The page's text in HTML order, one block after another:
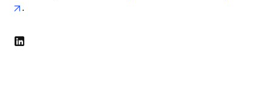
opens in new tab/window
.
LinkedIn abre em uma nova guia/janela